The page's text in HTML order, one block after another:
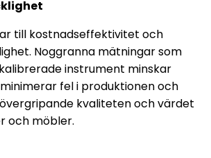
till kostnadseffektivitet och
Noggranna mätningar som
instrument minskar
fel i produktionen och
kvaliteten och värdet
och möbler.